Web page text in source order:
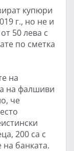
купюри
г., но не и
50 лева с
по сметка
на
на фалшиви
че
200 са с
банката.